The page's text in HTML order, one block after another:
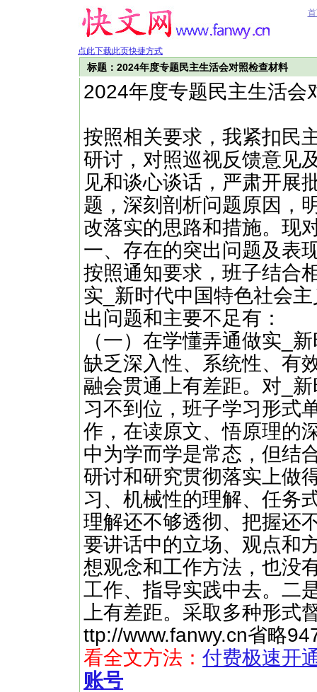
点此下载此页快捷方式
标题：2024年度专题民主生活会对照检查材料
2024年度专题民主生活会
按照相关要求，我紧扣民
研讨，对照巡视反馈意见
见和谈心谈话，严肃开展
题，深刻剖析问题原因，
改落实的思路和措施。现
一、存在的突出问题及表
按照通知要求，班子结合
实_新时代中国特色社会
出问题和主要不足有：
（一）在学懂弄通做实_
缺乏深入性、系统性、有
融会贯通上有差距。对_
习不到位，班子学习形式
作，在读原文、悟原理的
中为学而学是常态，但结
研讨和研究贯彻落实上做
习、机械性的理解、任务
理解还不够透彻、把握还
要讲话中的立场、观点和
想观念和工作方法，也没
工作、指导实践中去。二
上有差距。采取多种形
ttp://www.fanwy.cn省略
看全文方法： 付费极速开
账号